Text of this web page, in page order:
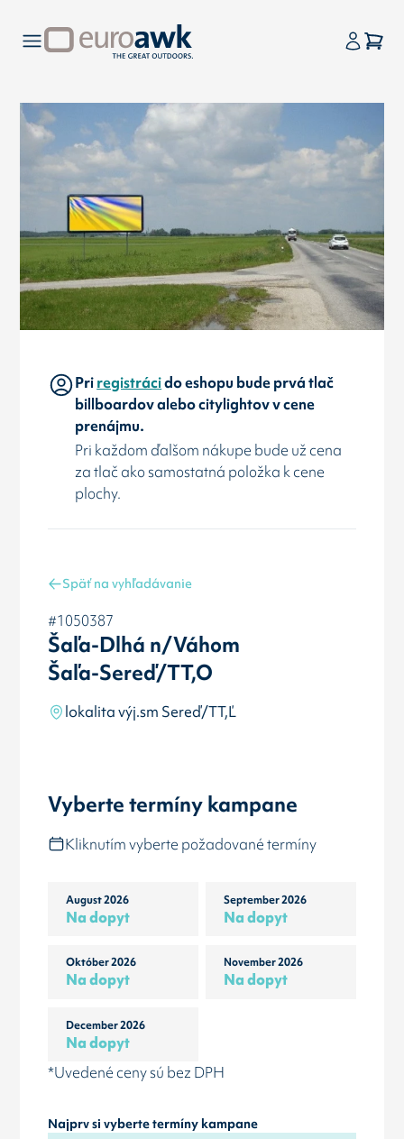
Priregistrácido eshopu bude prvá tlač
billboardov alebo citylightov v cene
prenájmu.
Pri každom ďalšom nákupe bude už cena
za tlač ako samostatná položka k cene
plochy.
Späť na vyhľadávanie
#1050387
Šaľa-Dlhá n/Váhom
Šaľa-Sereď/TT,O
lokalita výj.sm Sereď/TT,Ľ
Vyberte termíny kampane
Kliknutím vyberte požadované termíny
August 2026
Na dopyt
September 2026
Na dopyt
Október 2026
Na dopyt
November 2026
Na dopyt
December 2026
Na dopyt
*Uvedené ceny sú bez DPH
Najprv si vyberte termíny kampane